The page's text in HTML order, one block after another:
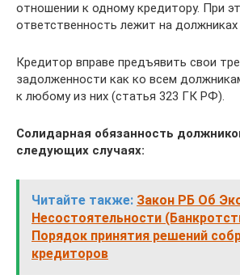
отношении к одному кредитору. При
ответственность лежит на должниках
Кредитор вправе предъявить свои
задолженности как ко всем
к любому из них (статья 323 ГК РФ).
Солидарная обязанность
следующих случаях:
Читайте также: Закон РБ Об
Несостоятельности
Порядок принятия решений
кредиторов